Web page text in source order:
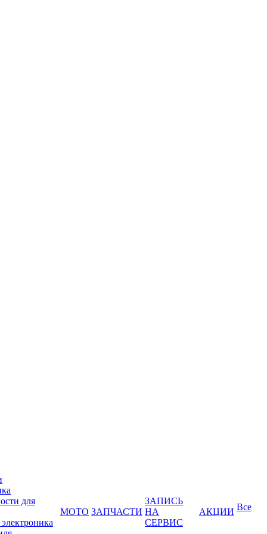
для
МОТО ЗАПЧАСТИ
ЗАПИСЬ
НА
СЕРВИС
АКЦИИ Все